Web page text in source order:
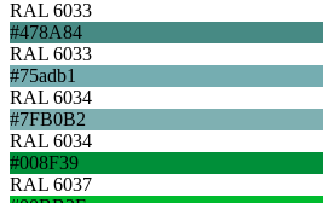
RAL 6033
#478A84
RAL 6033
#75adb1
RAL 6034
#7FB0B2
RAL 6034
#008F39
RAL 6037